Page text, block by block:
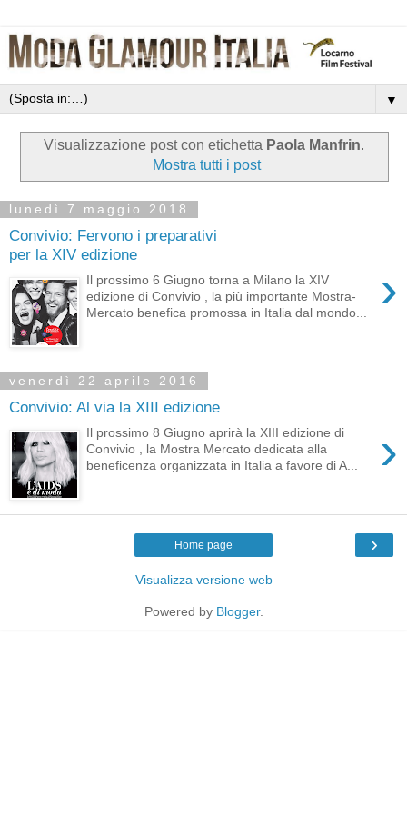
▼
Visualizzazione post con etichetta Paola Manfrin.
Mostra tutti i post
lunedì 7 maggio 2018
Convivio: Fervono i preparativi
per la XIV edizione
›
Il prossimo 6 Giugno torna a Milano la XIV
edizione di Convivio , la più importante Mostra-
Mercato benefica promossa in Italia dal mondo...
venerdì 22 aprile 2016
Convivio: Al via la XIII edizione
›
Il prossimo 8 Giugno aprirà la XIII edizione di
Convivio , la Mostra Mercato dedicata alla
beneficenza organizzata in Italia a favore di A...
›
Home page
Visualizza versione web
Powered by Blogger.